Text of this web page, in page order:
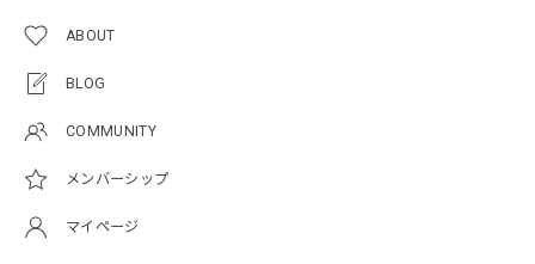
ABOUT
BLOG
COMMUNITY
メンバーシップ
マイページ